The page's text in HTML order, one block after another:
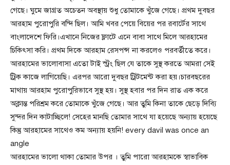
গেছে। ঘুমে জাগ্রত অচেতন অবস্থায় শুধু তোমাকে খুঁজে গেছে। প্রথম দুবছর
আরহাম পুরোপুরি বন্দি ছিল। আমি খবর পেয়ে বিয়ের পর রবার্টের সাথে
বাংলাদেশে ফিরি।এখানে নিজের ফ্লাটে এনে বাবা সাথে মিলে আরহামের
চিকিৎসা করি। প্রথম দিকে আরহাম রেসপন্স না করলেও পরবর্তীতে করে।
আরহামের ভালোবাসা এতো টাই স্ট্রং ছিল যে তাকে সুস্থ করতে আমরা সেই
ট্রিক কাজে লাগিয়েছি। এরপর আরো দুবছর ট্রিটমেন্ট করা হয়।চারবছরের
মাথায় আরহাম পুরোপুরিভাবে সুস্থ হয়। সুস্থ হবার পর দিন রাত এক করে
অক্লান্ত পরিশ্রম করে তোমাকে খুঁজে গেছে। আর তুমি কিনা তাকে ছেড়ে দিব্যি
সুন্দর দিন কাটাচ্ছিলে! সেহের মানছি তোমার সাথে যা হয়েছে অন্যায় হয়েছে
কিন্তু আরহামের সাথেও কম অন্যায় হয়নি! every davil was once an
angle
আরহামের ভালো থাকা তোমার উপর । তুমি পারো আরহামকে স্বাভাবিক